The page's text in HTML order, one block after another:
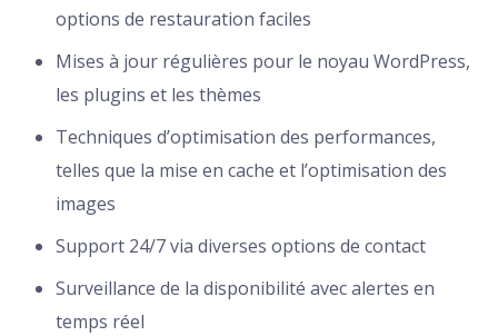
options de restauration faciles
Mises à jour régulières pour le noyau WordPress,
les plugins et les thèmes
Techniques d’optimisation des performances,
telles que la mise en cache et l’optimisation des
images
Support 24/7 via diverses options de contact
Surveillance de la disponibilité avec alertes en
temps réel